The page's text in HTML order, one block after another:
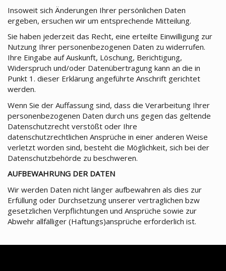
Insoweit sich Änderungen Ihrer persönlichen Daten
ergeben, ersuchen wir um entsprechende Mitteilung.
Sie haben jederzeit das Recht, eine erteilte Einwilligung zur
Nutzung Ihrer personenbezogenen Daten zu widerrufen.
Ihre Eingabe auf Auskunft, Löschung, Berichtigung,
Widerspruch und/oder Datenübertragung kann an die in
Punkt 1. dieser Erklärung angeführte Anschrift gerichtet
werden.
Wenn Sie der Auffassung sind, dass die Verarbeitung Ihrer
personenbezogenen Daten durch uns gegen das geltende
Datenschutzrecht verstößt oder Ihre
datenschutzrechtlichen Ansprüche in einer anderen Weise
verletzt worden sind, besteht die Möglichkeit, sich bei der
Datenschutzbehörde zu beschweren.
AUFBEWAHRUNG DER DATEN
Wir werden Daten nicht länger aufbewahren als dies zur
Erfüllung oder Durchsetzung unserer vertraglichen bzw
gesetzlichen Verpflichtungen und Ansprüche sowie zur
Abwehr allfälliger (Haftungs)ansprüche erforderlich ist.